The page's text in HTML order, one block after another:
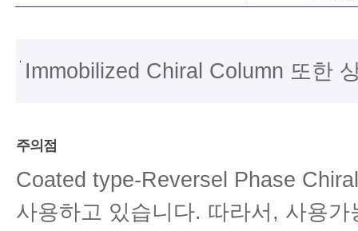
Immobilized Chiral Column 또한
주의점
Coated type-Reversel Phase
사용하고 있습니다. 따라서, 사용